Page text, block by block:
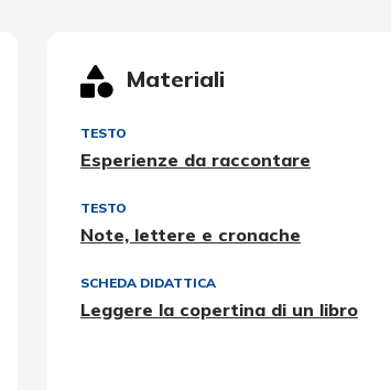
Materiali
TESTO
Esperienze da raccontare
TESTO
Note, lettere e cronache
SCHEDA DIDATTICA
Leggere la copertina di un libro